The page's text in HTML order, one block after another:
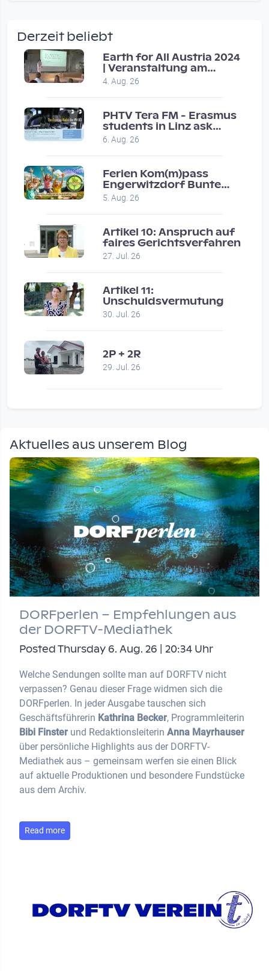
Vor 2 weeks 3 days
Coole Sendung, tolle…
Vor 1 month 2 weeks
Eure Show war super :-)…
Vor 1 month 2 weeks
Derzeit beliebt
Earth for All Austria 2024
| Veranstaltung am
8.7.2024
4. Aug. 26
PHTV Tera FM - Erasmus
students in Linz ask
people on road for
recommendations
6. Aug. 26
Ferien Kom(m)pass
Engerwitzdorf Bunte
Hundestunde
5. Aug. 26
Artikel 10: Anspruch auf
faires Gerichtsverfahren
27. Jul. 26
Artikel 11:
Unschuldsvermutung
30. Jul. 26
2P + 2R
29. Jul. 26
Aktuelles aus unserem Blog
DORFperlen – Empfehlungen aus
der DORFTV-Mediathek
Posted Thursday 6. Aug. 26 | 20:34 Uhr
Welche Sendungen sollte man auf DORFTV nicht
verpassen? Genau dieser Frage widmen sich die
DORFperlen. In jeder Ausgabe tauschen sich
Geschäftsführerin Kathrina Becker, Programmleiterin
Bibi Finster und Redaktionsleiterin Anna Mayrhauser
über persönliche Highlights aus der DORFTV-
Mediathek aus – gemeinsam werfen sie einen Blick
auf aktuelle Produktionen und besondere Fundstücke
aus dem Archiv.
Read more